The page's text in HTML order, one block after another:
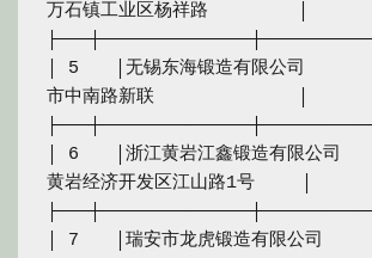
万石镇工业区杨祥路　　　　　│
│ 5　　│无锡东海锻造有限公司　　　
市中南路新联　　　　　　　　│
│ 6　　│浙江黄岩江鑫锻造有限公司　
黄岩经济开发区江山路1号　　 │
│ 7　　│瑞安市龙虎锻造有限公司　　